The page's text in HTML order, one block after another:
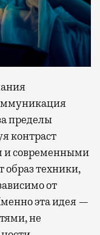
пределы
контраст
и современными
образ техники,
от
эта идея —
не